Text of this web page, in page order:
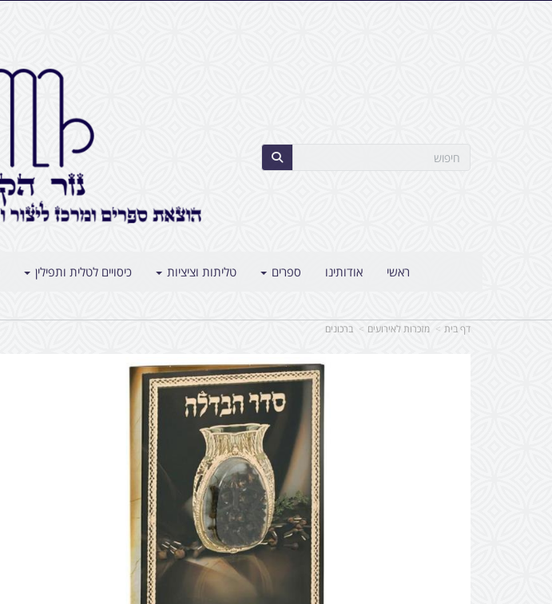
ראשי אודותינו ספרים טליתות וציציות כיסויים לטלית ותפילין
דף בית מזכרות לאירועים ברכונים